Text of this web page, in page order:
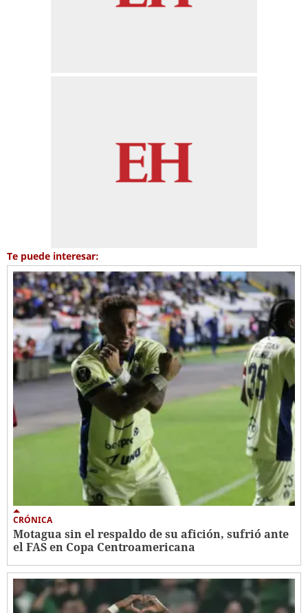
Te puede interesar:
CRÓNICA
Motagua sin el respaldo de su afición, sufrió ante
el FAS en Copa Centroamericana